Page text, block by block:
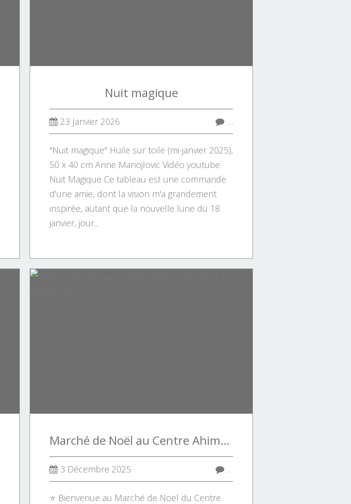
Nuit magique
23 Janvier 2026 …
"Nuit magique" Huile sur toile (mi-janvier 2025),
50 x 40 cm Anne Manojlovic Vidéo youtube
Nuit Magique Ce tableau est une commande
d'une amie, dont la vision m'a grandement
inspirée, autant que la nouvelle lune du 18
janvier, jour...
Marché de Noël au Centre Ahimsa à Verrières-le-Buisson (91)
3 Décembre 2025 …
⭐ Bienvenue au Marché de Noël du Centre